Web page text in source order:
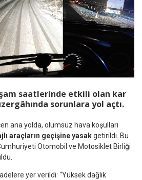
saatlerinde etkili olan kar
sorunlara yol açtı.
ana yolda, olumsuz hava koşulları
araçların geçişine yasakgetirildi. Bu
Otomobil ve Motosiklet Birliği
yer verildi: “Yüksek dağlık